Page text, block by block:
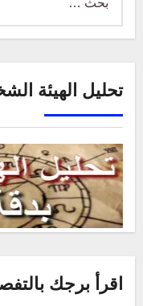
عن:
تحليل الهيئة
اقرأ برجك